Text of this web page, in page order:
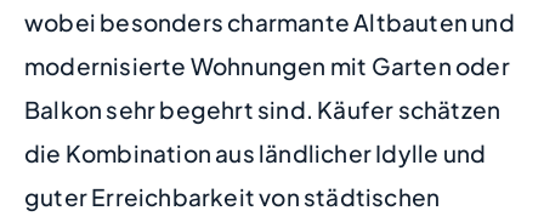
wobei besonders charmante Altbauten und
modernisierte Wohnungen mit Garten oder
Balkon sehr begehrt sind. Käufer schätzen
die Kombination aus ländlicher Idylle und
guter Erreichbarkeit von städtischen